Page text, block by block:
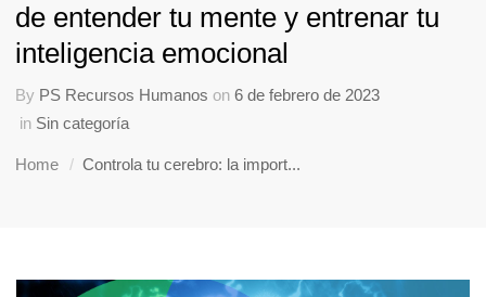
de entender tu mente y entrenar tu
inteligencia emocional
By PS Recursos Humanos on 6 de febrero de 2023
in Sin categoría
Home Controla tu cerebro: la import...